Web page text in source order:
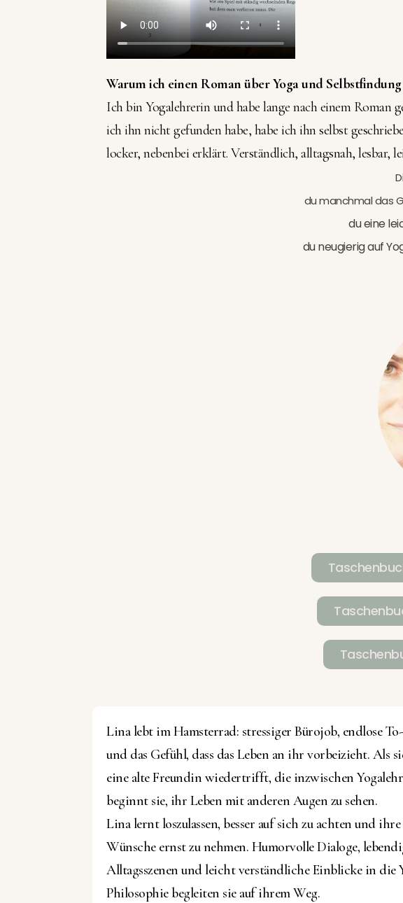
Warum ich einen Roman über Yoga und
Ich bin Yogalehrerin und habe lange nach einem Roman
ich ihn nicht gefunden habe, habe ich ihn selbst
locker, nebenbei erklärt. Verständlich, alltagsnah, lesbar,
du manchmal das
du eine
du neugierig auf
Lina lebt im Hamsterrad: stressiger Bürojob, endlose
und das Gefühl, dass das Leben an ihr vorbeizieht. Als
eine alte Freundin wiedertrifft, die inzwischen
beginnt sie, ihr Leben mit anderen Augen zu sehen.
Lina lernt loszulassen, besser auf sich zu achten und
Wünsche ernst zu nehmen. Humorvolle Dialoge,
Alltagsszenen und leicht verständliche Einblicke in die
Philosophie begleiten sie auf ihrem Weg.